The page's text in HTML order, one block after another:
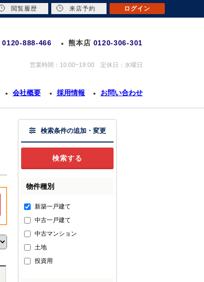
0120-888-466 熊本店 0120-306-301
営業時間：10:00~19:00 定休日：水曜日
会社概要 採用情報 お問い合わせ
検索条件の追加・変更
物件種別
新築一戸建て
中古一戸建て
中古マンション
土地
投資用
閲覧履歴 来店予約 ログイン